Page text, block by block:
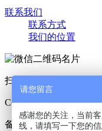
联系我们
联系方式
我们的位置
扫一扫 添加好友
Copyright © 2025 利菲
备案号：豫ICP备
请您留言
感谢您的关注，当前
线，请填写一下您的